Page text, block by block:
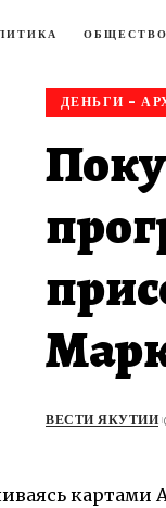
ОБЩЕСТВО
ДЕНЬГИ -
ВЕСТИ ЯКУТИИ
картами